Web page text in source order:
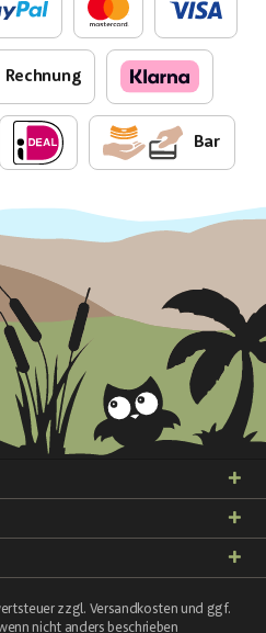
Rechnung
Bar
zzgl. Versandkosten und ggf.
nicht anders beschrieben